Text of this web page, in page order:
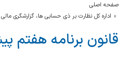
صفحه اصلی
اداره کل نظارت بر ذی حسابی ها، گزارشگری
قانون برنامه هفتم